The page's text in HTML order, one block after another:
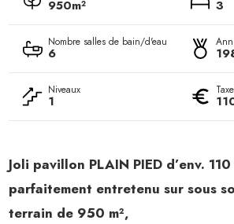
950m² 3
Nombre salles de bain/d'eau
6
Niveaux
1
Joli pavillon PLAIN PIED d’env.
parfaitement entretenu sur sous
terrain de 950 m²,